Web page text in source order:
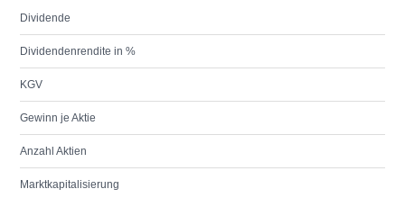
Dividende
Dividendenrendite in %
KGV
Gewinn je Aktie
Anzahl Aktien
Marktkapitalisierung